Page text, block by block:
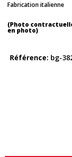
Fabrication italienne
(Photo
en photo)
Référence bg-